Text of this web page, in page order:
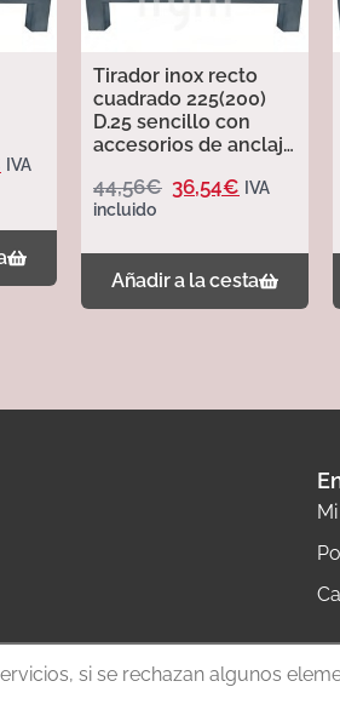
IVA
Tirador inox recto
cuadrado 225(200)
D.25 sencillo con
accesorios de anclaje
44,56€ 36,54€ IVA
incluido
Añadir a la cesta
si se rechazan algunos